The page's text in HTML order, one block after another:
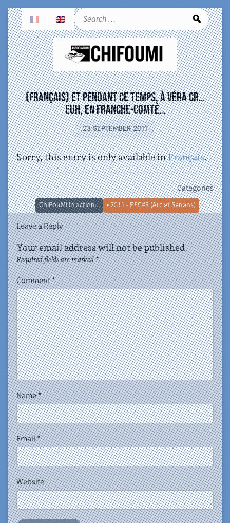
(Français) Et pendant ce temps, à Véra Cr…
Euh, en Franche-Comté…
23 SEPTEMBER 2011
Sorry, this entry is only available inFrançais.
Categories
ChiFouMi in action... • 2011 - PFC#3 (Arc et Senans)
Leave a Reply
Your email address will not be published.
Required fields are marked*
Comment*
Name*
Email*
Website